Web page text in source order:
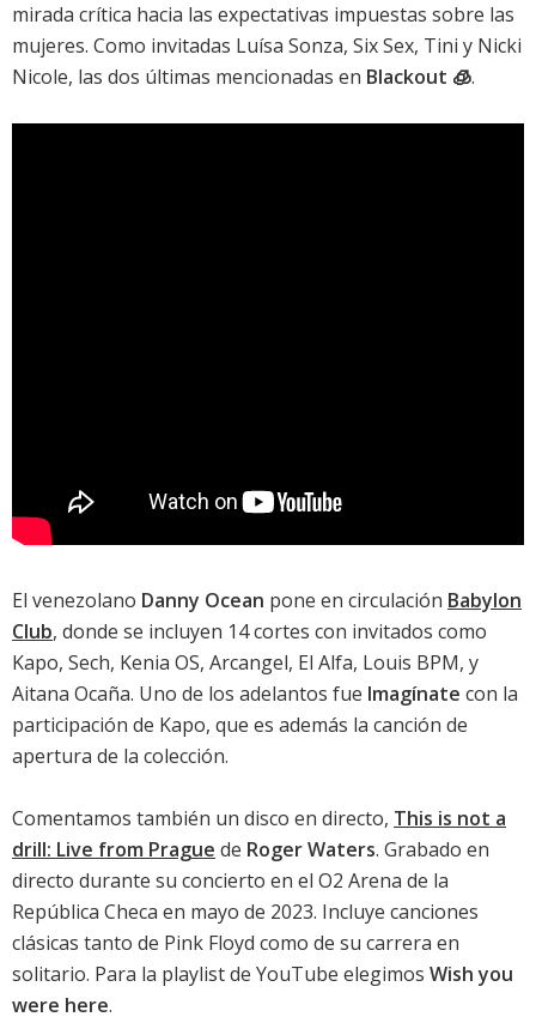
mirada crítica hacia las expectativas impuestas sobre las
mujeres. Como invitadas Luísa Sonza, Six Sex, Tini y Nicki
Nicole, las dos últimas mencionadas en Blackout 🧊.
El venezolano Danny Ocean pone en circulación Babylon
Club, donde se incluyen 14 cortes con invitados como
Kapo, Sech, Kenia OS, Arcangel, El Alfa, Louis BPM, y
Aitana Ocaña. Uno de los adelantos fue Imagínate con la
participación de Kapo, que es además la canción de
apertura de la colección.
Comentamos también un disco en directo, This is not a
drill: Live from Prague de Roger Waters. Grabado en
directo durante su concierto en el O2 Arena de la
República Checa en mayo de 2023. Incluye canciones
clásicas tanto de Pink Floyd como de su carrera en
solitario. Para la playlist de YouTube elegimos Wish you
were here.